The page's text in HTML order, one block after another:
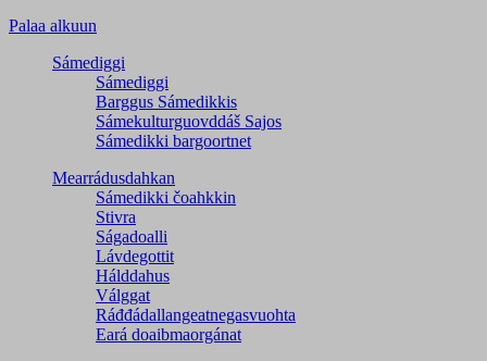
Palaa alkuun
Sámediggi
Sámediggi
Barggus Sámedikkis
Sámekulturguovddáš Sajos
Sámedikki bargoortnet
Mearrádusdahkan
Sámedikki čoahkkin
Stivra
Ságadoalli
Lávdegottit
Hálddahus
Válggat
Ráđđádallangeatnegas­vuohta
Eará doaibmaorgánat